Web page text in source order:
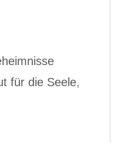
für die Seele,